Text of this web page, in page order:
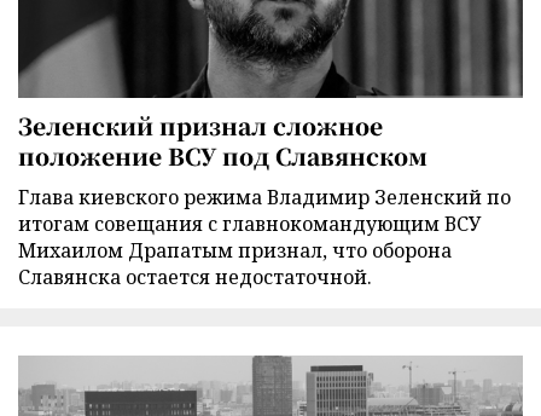
Зеленский признал сложное
положение ВСУ под Славянском
Глава киевского режима Владимир Зеленский по
итогам совещания с главнокомандующим ВСУ
Михаилом Драпатым признал, что оборона
Славянска остается недостаточной.